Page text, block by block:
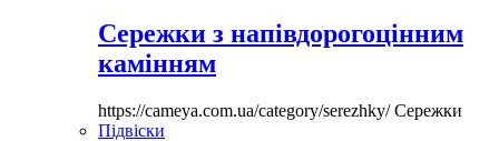
Сережки з напівдорогоцінним
камінням
https://cameya.com.ua/category/serezhky/Сережки
Підвіски